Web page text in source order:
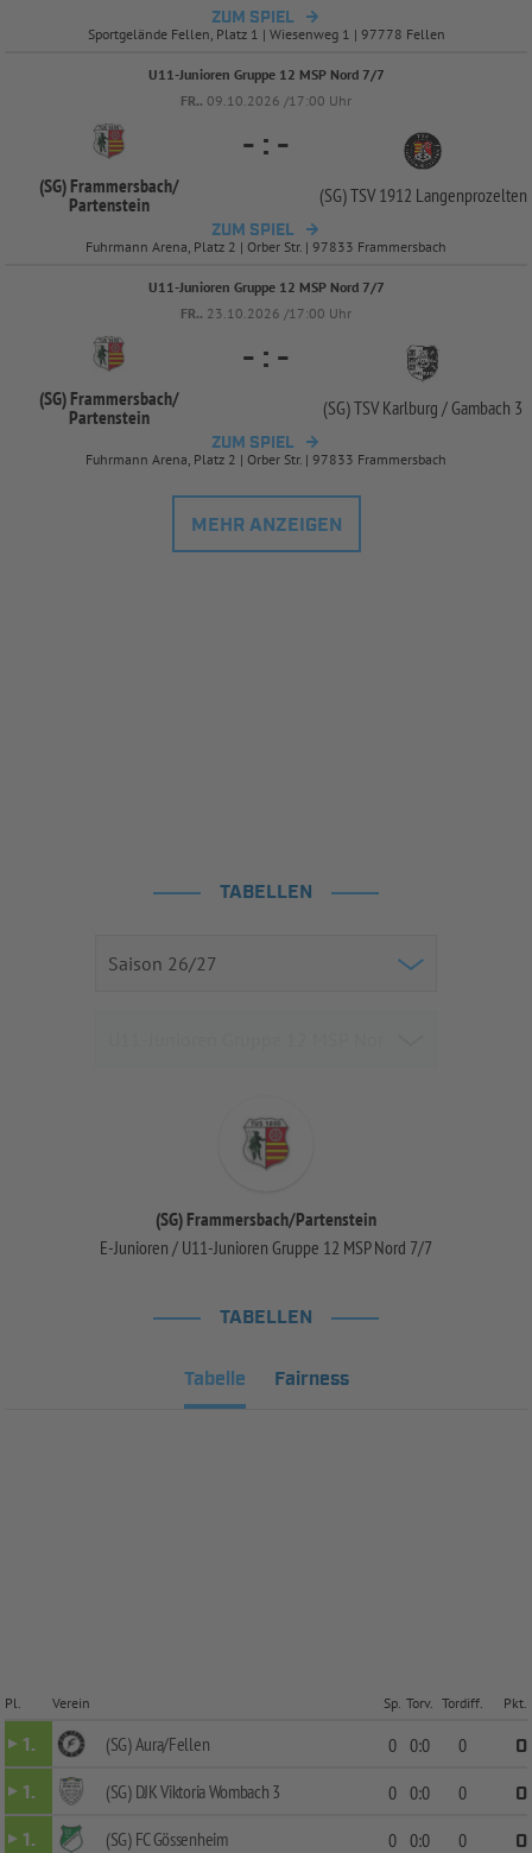
ZUM SPIEL
Sportgelände Fellen, Platz 1 | Wiesenweg 1 | 97778 Fellen
U11-Junioren Gruppe 12 MSP Nord 7/7
FR.. 09.10.2026 /17:00 Uhr
(SG) Frammersbach/
Partenstein
- : -
(SG) TSV 1912 Langenprozelten
ZUM SPIEL
Fuhrmann Arena, Platz 2 | Orber Str. | 97833 Frammersbach
U11-Junioren Gruppe 12 MSP Nord 7/7
FR.. 23.10.2026 /17:00 Uhr
(SG) Frammersbach/
Partenstein
- : -
(SG) TSV Karlburg / Gambach 3
ZUM SPIEL
Fuhrmann Arena, Platz 2 | Orber Str. | 97833 Frammersbach
MEHR ANZEIGEN
TABELLEN
(SG) Frammersbach/Partenstein
E-Junioren / U11-Junioren Gruppe 12 MSP Nord 7/7
TABELLEN
Tabelle Fairness
Pl. Verein Sp. Torv. Tordiff. Pkt.
1. (SG) Aura/Fellen 0 0:0 0
0
1.
(SG) DJK Viktoria Wombach 3 0 0:0 0
0
1.
(SG) FC Gössenheim 0 0:0 0
0